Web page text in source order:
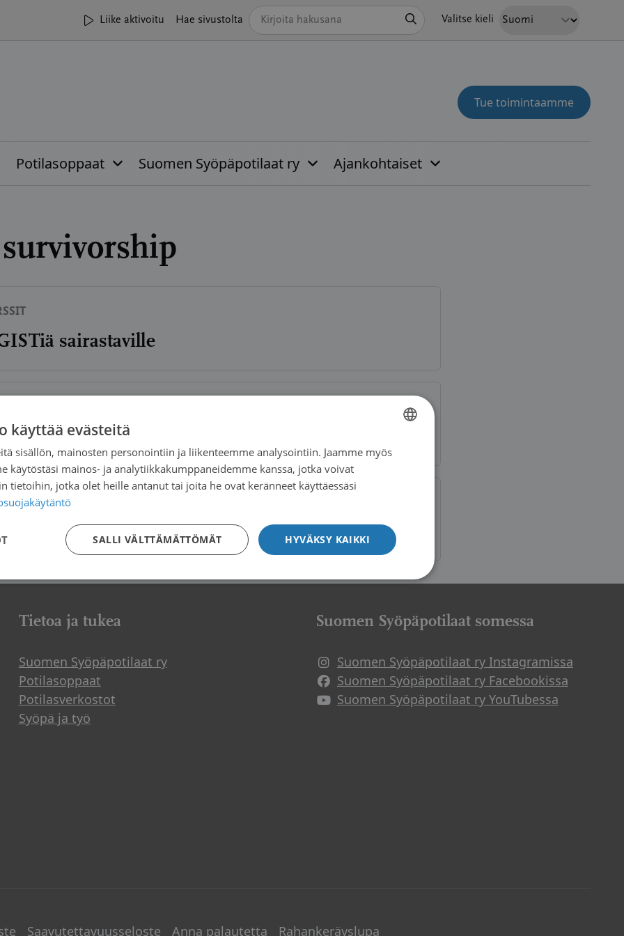
Liike aktivoitu Hae sivustolta Valitse kieli
Tue toimintaamme
Potilasoppaat Suomen Syöpäpotilaat ry Ajankohtaiset
survivorship
sairastaville
sarkoomaa sairastaville
jälkeen -raportti julkaistu
Tietoa ja tukea
Suomen Syöpäpotilaat ry
Potilasoppaat
Potilasverkostot
Syöpä ja työ
Suomen Syöpäpotilaat somessa
Suomen Syöpäpotilaat ry Instagramissa
Suomen Syöpäpotilaat ry Facebookissa
Suomen Syöpäpotilaat ry YouTubessa
Saavutettavuusseloste Anna palautetta Rahankeräyslupa
FINNISH
käyttää evästeitä
sisällön, mainosten personointiin ja liikenteemme analysointiin. Jaamme myös
käytöstäsi mainos- ja analytiikkakumppaneidemme kanssa, jotka voivat
tietoihin, jotka olet heille antanut tai joita he ovat keränneet käyttäessäsi
HYVÄKSY KAIKKI
SALLI VÄLTTÄMÄTTÖMÄT